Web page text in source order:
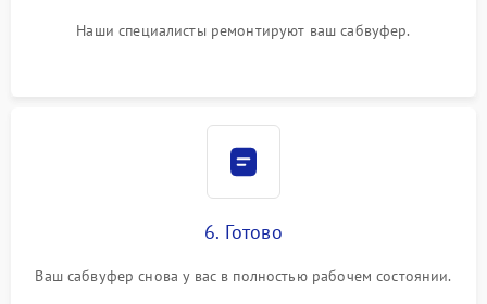
Наши специалисты ремонтируют ваш сабвуфер.
6. Готово
Ваш сабвуфер снова у вас в полностью рабочем состоянии.